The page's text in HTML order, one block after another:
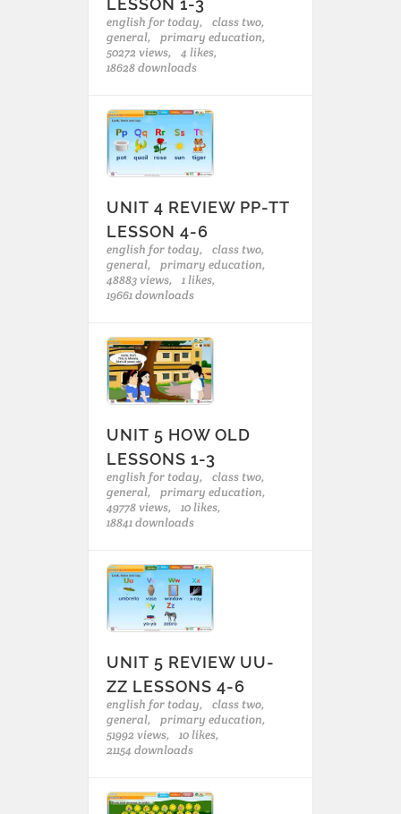
LESSON 1-3
english for today,
class two,
general,
primary education,
50272 views,
4 likes,
18628 downloads
UNIT 4 REVIEW PP-TT
LESSON 4-6
english for today,
class two,
general,
primary education,
48883 views,
1 likes,
19661 downloads
UNIT 5 HOW OLD
LESSONS 1-3
english for today,
class two,
general,
primary education,
49778 views,
10 likes,
18841 downloads
UNIT 5 REVIEW UU-
ZZ LESSONS 4-6
english for today,
class two,
general,
primary education,
51992 views,
10 likes,
21154 downloads